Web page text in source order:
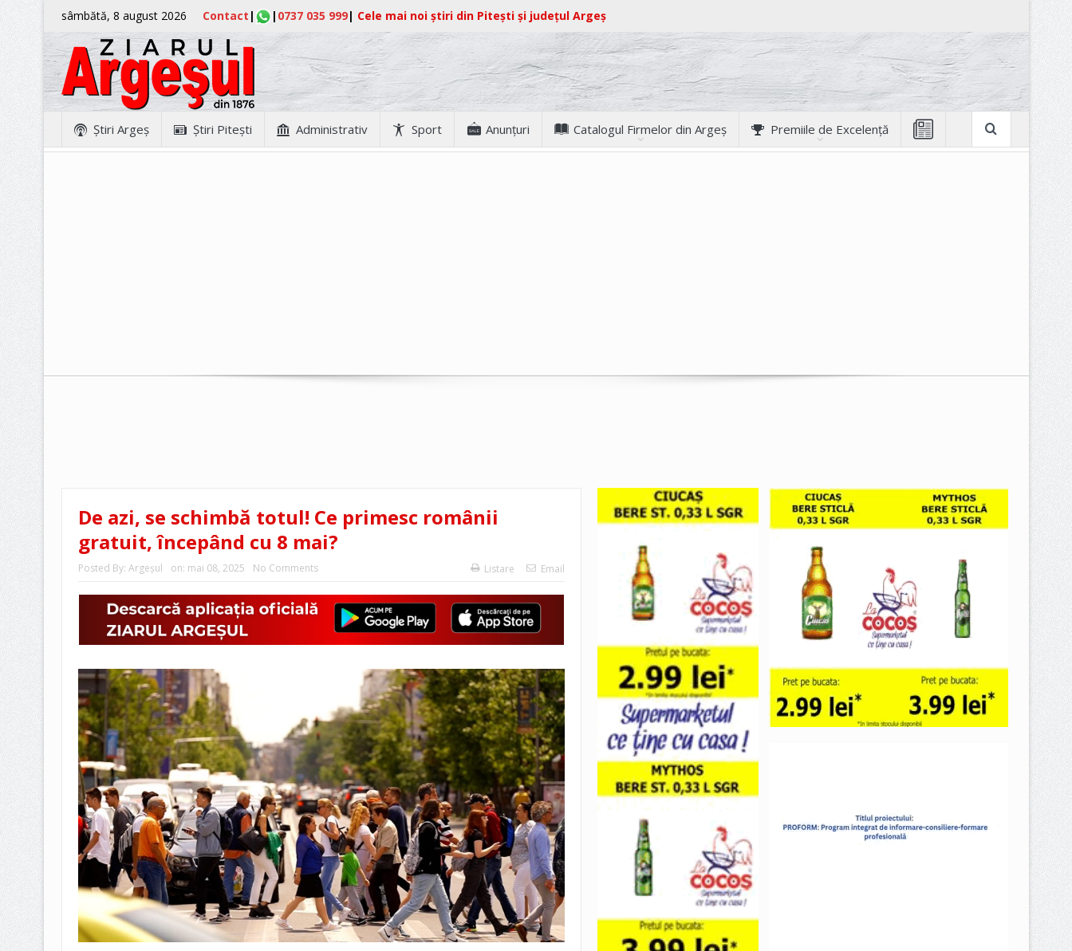
sâmbătă, 8 august 2026 Contact | | 0737 035 999| Cele mai noi știri din Pitești și județul Argeș
Ştiri Argeş Ştiri Piteşti Administrativ Sport Anunţuri Catalogul Firmelor din Argeș Premiile de Excelență
De azi, se schimbă totul! Ce primesc românii
gratuit, începând cu 8 mai?
Posted By: Argeşul on: mai 08, 2025 No Comments Listare Email